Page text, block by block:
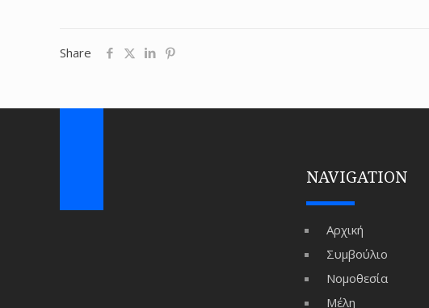
Share
NAVIGATION
Αρχική
Συμβούλιο
Νομοθεσία
Μέλη